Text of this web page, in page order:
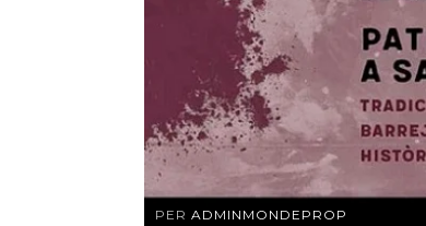
PER ADMINMONDEPROP